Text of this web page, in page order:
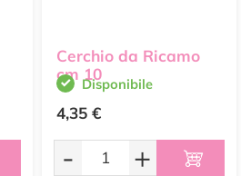
Cerchio da Ricamo
cm 10
Disponibile
4,35 €
- +